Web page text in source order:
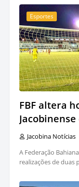
Esportes
FBF altera
Jacobina Notícias
A Federação
realizações de duas